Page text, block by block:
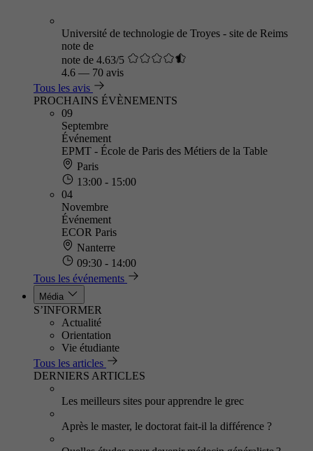
Université de technologie de Troyes - site de Reims
note de
note de 4.63/5
4.6 — 70 avis
Tous les avis
PROCHAINS ÉVÈNEMENTS
09
Septembre
Événement
EPMT - École de Paris des Métiers de la Table
Paris
13:00 - 15:00
04
Novembre
Événement
ECOR Paris
Nanterre
09:30 - 14:00
Tous les événements
Média
S’INFORMER
Actualité
Orientation
Vie étudiante
Tous les articles
DERNIERS ARTICLES
Les meilleurs sites pour apprendre le grec
Après le master, le doctorat fait-il la différence ?